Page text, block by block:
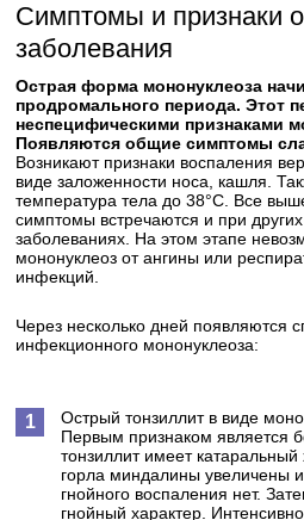
Симптомы и признаки
заболевания
Острая форма мононуклеоза
продромального периода. Этот
неспецифическими признаками
Появляются общие симптомы
Возникают признаки воспаления
виде заложенности носа, кашля.
температура тела до 38°С. Все
симптомы встречаются и при
заболеваниях. На этом этапе
мононуклеоз от ангины или
инфекций.
Через несколько дней появляются
инфекционного мононуклеоза:
Острый тонзиллит в виде
Первым признаком является
тонзиллит имеет
горла миндалины увеличены
гнойного воспаления нет.
гнойный характер.